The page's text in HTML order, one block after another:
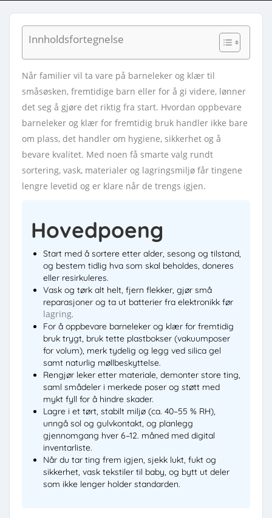
Innholdsfortegnelse
Når familier vil ta vare på barneleker og klær til
småsøsken, fremtidige barn eller for å gi videre, lønner
det seg å gjøre det riktig fra start. Hvordan oppbevare
barneleker og klær for fremtidig bruk handler ikke bare
om plass, det handler om hygiene, sikkerhet og å
bevare kvalitet. Med noen få smarte valg rundt
sortering, vask, materialer og lagringsmiljø får tingene
lengre levetid og er klare når de trengs igjen.
Hovedpoeng
Start med å sortere etter alder, sesong og tilstand,
og bestem tidlig hva som skal beholdes, doneres
eller resirkuleres.
Vask og tørk alt helt, fjern flekker, gjør små
reparasjoner og ta ut batterier fra elektronikk før
lagring.
For å oppbevare barneleker og klær for fremtidig
bruk trygt, bruk tette plastbokser (vakuumposer
for volum), merk tydelig og legg ved silica gel
samt naturlig møllbeskyttelse.
Rengjør leker etter materiale, demonter store ting,
saml smådeler i merkede poser og støtt med
mykt fyll for å hindre skader.
Lagre i et tørt, stabilt miljø (ca. 40–55 % RH),
unngå sol og gulvkontakt, og planlegg
gjennomgang hver 6–12. måned med digital
inventarliste.
Når du tar ting frem igjen, sjekk lukt, fukt og
sikkerhet, vask tekstiler til baby, og bytt ut deler
som ikke lenger holder standarden.